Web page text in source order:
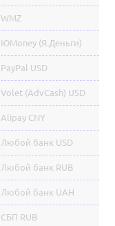
WMZ
ЮMoney (Я.Деньги)
PayPal USD
Volet (AdvCash) USD
Alipay CNY
Любой банк USD
Любой банк RUB
Любой банк UAH
СБП RUB